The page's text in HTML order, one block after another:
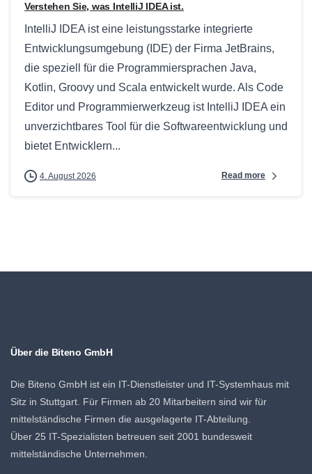
Verstehen Sie, was IntelliJ IDEA ist.
IntelliJ IDEA ist eine leistungsstarke integrierte
Entwicklungsumgebung (IDE) der Firma JetBrains,
die speziell für die Programmiersprachen Java,
Kotlin, Groovy und Scala entwickelt wurde. Als Code
Editor und Programmierwerkzeug ist IntelliJ IDEA ein
unverzichtbares Tool für die Softwareentwicklung und
bietet Entwicklern...
4. August 2026 Read more
Über die Biteno GmbH
Die Biteno GmbH ist ein IT-Dienstleister und IT-Systemhaus mit
Sitz in Stuttgart. Für Firmen ab 20 Mitarbeitern sind wir für
mittelständische Firmen die ausgelagerte IT-Abteilung.
Über 25 IT-Spezialisten betreuen seit 2001 bundesweit
mittelständische Unternehmen.